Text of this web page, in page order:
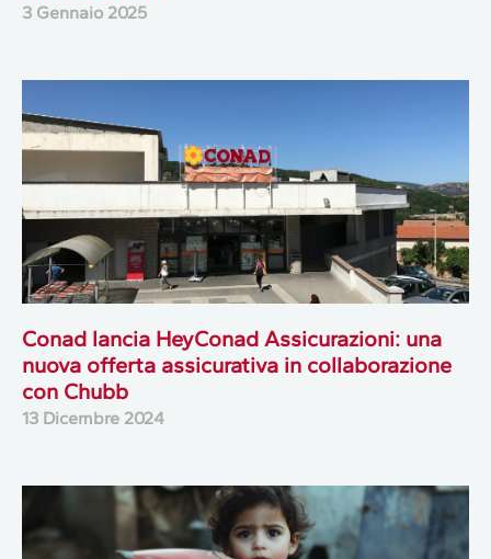
3 Gennaio 2025
Conad lancia HeyConad Assicurazioni: una
nuova offerta assicurativa in collaborazione
con Chubb
13 Dicembre 2024